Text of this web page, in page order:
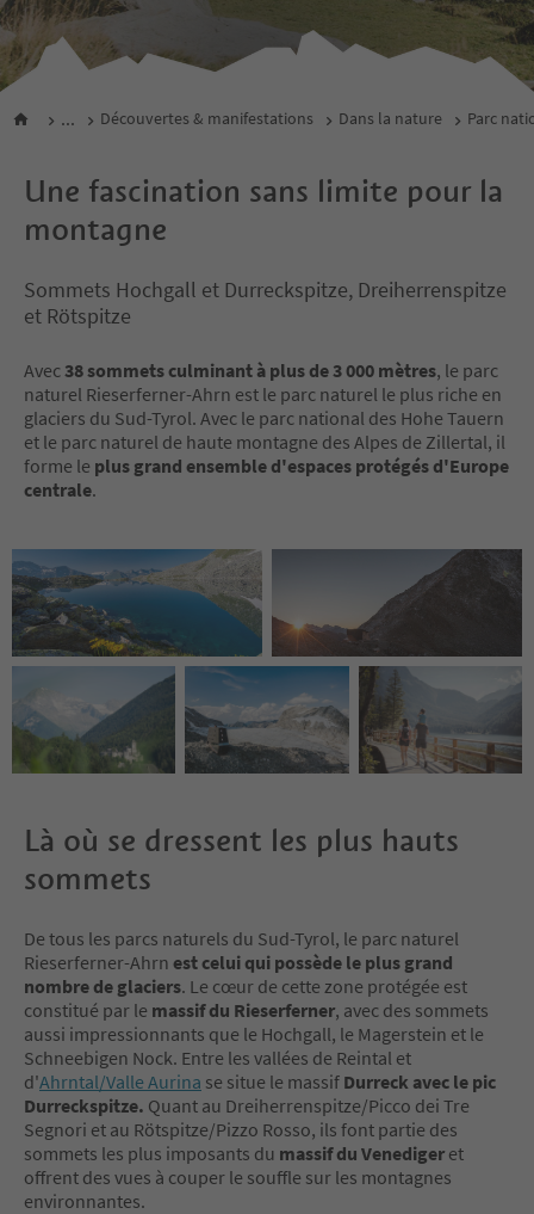
... Découvertes & manifestations Dans la nature Parc
Une fascination sans limite pour la
montagne
Sommets Hochgall et Durreckspitze, Dreiherrenspitze
et Rötspitze
Avec38 sommets culminant à plus de 3 000 mètres, le parc
naturel Rieserferner-Ahrn est le parc naturel le plus riche en
glaciers du Sud-Tyrol. Avec le parc national des Hohe Tauern
et le parc naturel de haute montagne des Alpes de Zillertal, il
forme le plus grand ensemble d'espaces protégés d'Europe
centrale.
Là où se dressent les plus hauts
sommets
De tous les parcs naturels du Sud-Tyrol, le parc naturel
Rieserferner-Ahrn est celui qui possède le plus grand
nombre de glaciers. Le cœur de cette zone protégée est
constitué par le massif du Rieserferner, avec des sommets
aussi impressionnants que le Hochgall, le Magerstein et le
Schneebigen Nock. Entre les vallées de Reintal et
d'Ahrntal/Valle Aurina se situe le massif Durreck avec le pic
Durreckspitze. Quant au Dreiherrenspitze/Picco dei Tre
Segnori et au Rötspitze/Pizzo Rosso, ils font partie des
sommets les plus imposants du massif du Venediger et
offrent des vues à couper le souffle sur les montagnes
environnantes.